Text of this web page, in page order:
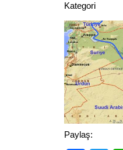
Kategori
Paylaş: